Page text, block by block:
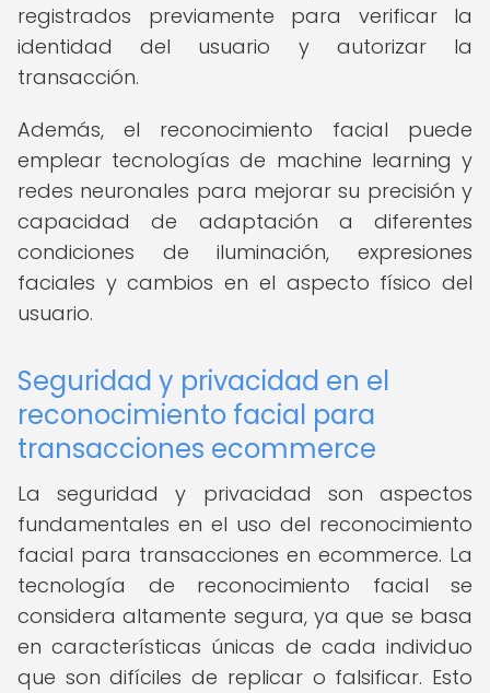
registrados previamente para verificar la
identidad del usuario y autorizar la
transacción.
Además, el reconocimiento facial puede
emplear tecnologías de machine learning y
redes neuronales para mejorar su precisión y
capacidad de adaptación a diferentes
condiciones de iluminación, expresiones
faciales y cambios en el aspecto físico del
usuario.
Seguridad y privacidad en el
reconocimiento facial para
transacciones ecommerce
La seguridad y privacidad son aspectos
fundamentales en el uso del reconocimiento
facial para transacciones en ecommerce. La
tecnología de reconocimiento facial se
considera altamente segura, ya que se basa
en características únicas de cada individuo
que son difíciles de replicar o falsificar. Esto